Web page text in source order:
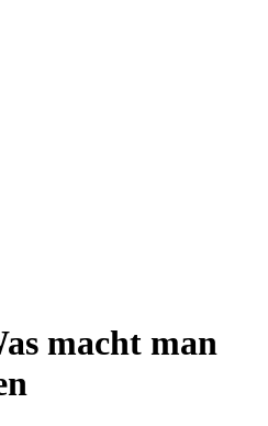
macht man